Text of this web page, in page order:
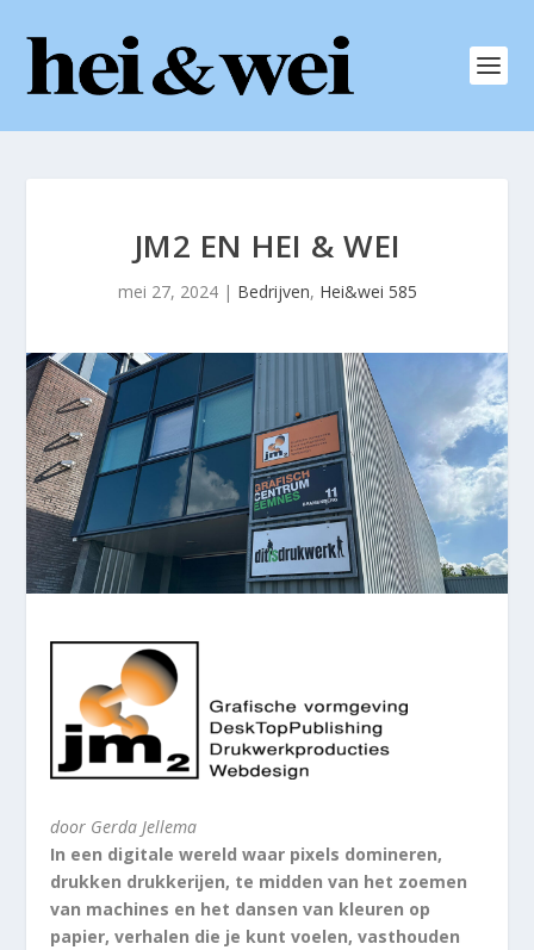
JM2 EN HEI & WEI
mei 27, 2024| Bedrijven, Hei&wei 585
door Gerda Jellema
In een digitale wereld waar pixels domineren,
drukken drukkerijen, te midden van het zoemen
van machines en het dansen van kleuren op
papier, verhalen die je kunt voelen, vasthouden